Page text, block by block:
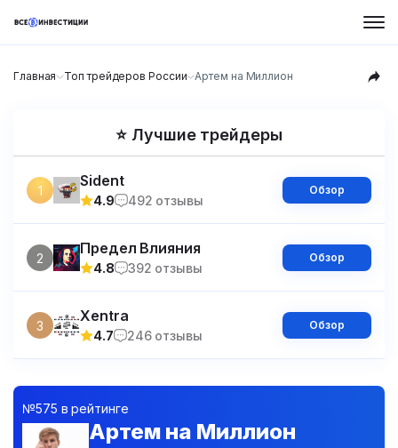
Главная Топ трейдеров России Артем на Миллион
⭐ Лучшие трейдеры
1
Sident
4.9 492 отзывы
Обзор
2
Предел Влияния
4.8 392 отзывы
Обзор
3
Xentra
4.7 246 отзывы
Обзор
№575 в рейтинге
Артем на Миллион